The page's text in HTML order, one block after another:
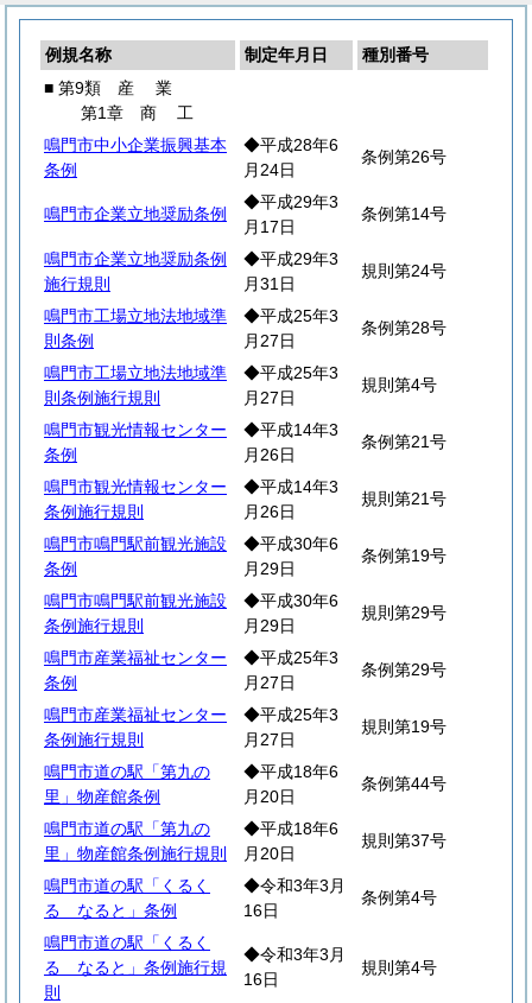
例規名称 制定年月日
種別番号
■ 第9類 産 業
第1章 商 工
鳴門市中小企業振興基本
条例
◆平成28年6
月24日
条例第26号
鳴門市企業立地奨励条例
◆平成29年3
月17日
条例第14号
鳴門市企業立地奨励条例
施行規則
◆平成29年3
月31日
規則第24号
鳴門市工場立地法地域準
則条例
◆平成25年3
月27日
条例第28号
鳴門市工場立地法地域準
則条例施行規則
◆平成25年3
月27日
規則第4号
鳴門市観光情報センター
条例
◆平成14年3
月26日
条例第21号
鳴門市観光情報センター
条例施行規則
◆平成14年3
月26日
規則第21号
鳴門市鳴門駅前観光施設
条例
◆平成30年6
月29日
条例第19号
鳴門市鳴門駅前観光施設
条例施行規則
◆平成30年6
月29日
規則第29号
鳴門市産業福祉センター
条例
◆平成25年3
月27日
条例第29号
鳴門市産業福祉センター
条例施行規則
◆平成25年3
月27日
規則第19号
鳴門市道の駅「第九の
里」物産館条例
◆平成18年6
月20日
条例第44号
鳴門市道の駅「第九の
里」物産館条例施行規則
◆平成18年6
月20日
規則第37号
鳴門市道の駅「くるく
る なると」条例
◆令和3年3月
16日
条例第4号
鳴門市道の駅「くるく
る なると」条例施行規
則
◆令和3年3月
16日
規則第4号